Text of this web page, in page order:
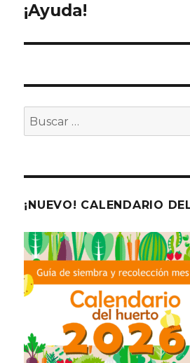
entradas
¡Ayuda!
Buscar
por:
¡NUEVO! CALENDARIO